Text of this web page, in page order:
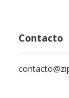
Contacto